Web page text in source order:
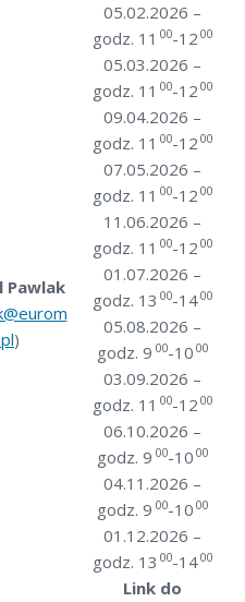
Pawlak
)
05.02.2026 –
godz. 11 00-12 00
05.03.2026 –
godz. 11 00-12 00
09.04.2026 –
godz. 11 00-12 00
07.05.2026 –
godz. 11 00-12 00
11.06.2026 –
godz. 11 00-12 00
01.07.2026 –
godz. 13 00-1400
05.08.2026 –
godz. 9 00-10 00
03.09.2026 –
godz. 11 00-12 00
06.10.2026 –
godz. 9 00-10 00
04.11.2026 –
godz. 9 00-10 00
01.12.2026 –
godz. 13 00-1400
Link do